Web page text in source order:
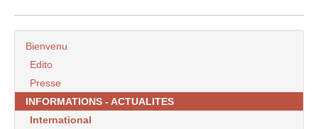
Bienvenu
Edito
Presse
INFORMATIONS - ACTUALITES
International